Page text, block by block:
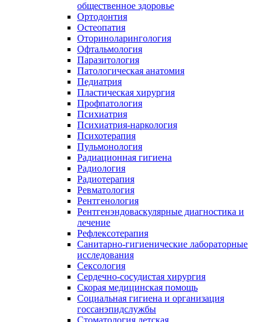
общественное здоровье
Ортодонтия
Остеопатия
Оториноларингология
Офтальмология
Паразитология
Патологическая анатомия
Педиатрия
Пластическая хирургия
Профпатология
Психиатрия
Психиатрия-наркология
Психотерапия
Пульмонология
Радиационная гигиена
Радиология
Радиотерапия
Ревматология
Рентгенология
Рентгенэндоваскулярные диагностика и
лечение
Рефлексотерапия
Санитарно-гигиенические лабораторные
исследования
Сексология
Сердечно-сосудистая хирургия
Скорая медицинская помощь
Социальная гигиена и организация
госсанэпидслужбы
Стоматология детская